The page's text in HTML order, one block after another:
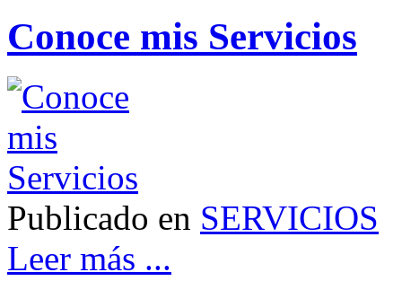
Conoce mis Servicios
Publicado en SERVICIOS
Leer más ...